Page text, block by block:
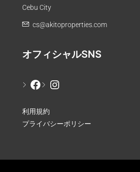
Cebu City
cs@akitoproperties.com
オフィシャルSNS
利用規約
プライバシーポリシー